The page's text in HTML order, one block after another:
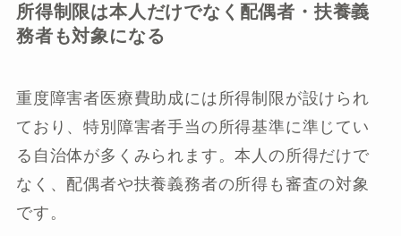
所得制限は本人だけでなく配偶者・扶養義
務者も対象になる
重度障害者医療費助成には所得制限が設けられ
ており、特別障害者手当の所得基準に準じてい
る自治体が多くみられます。本人の所得だけで
なく、配偶者や扶養義務者の所得も審査の対象
です。